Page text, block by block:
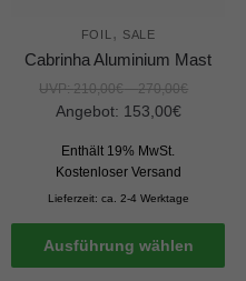
FOIL , SALE
Cabrinha Aluminium Mast
UVP:210,00€–270,00€
Angebot: 153,00€
Enthält 19% MwSt.
Kostenloser Versand
Lieferzeit: ca. 2-4 Werktage
Ausführung wählen